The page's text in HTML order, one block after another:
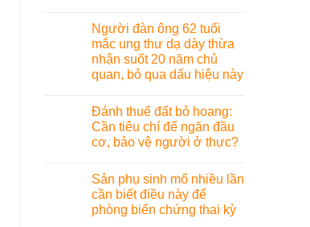
Người đàn ông 62 tuổi
mắc ung thư dạ dày thừa
nhận suốt 20 năm chủ
quan, bỏ qua dấu hiệu này
Đánh thuế đất bỏ hoang:
Cần tiêu chí để ngăn đầu
cơ, bảo vệ người ở thực?
Sản phụ sinh mổ nhiều lần
cần biết điều này để
phòng biến chứng thai kỳ